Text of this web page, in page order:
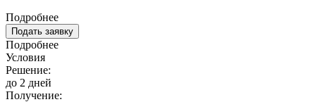
Подробнее
Подать заявку
Подробнее
Условия
Решение:
до 2 дней
Получение: